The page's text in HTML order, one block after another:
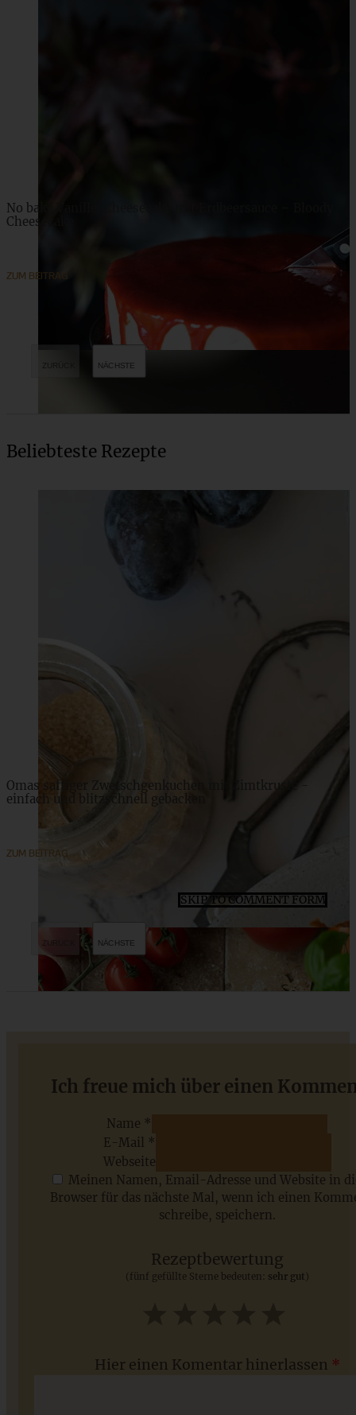
No bake Vanille-Cheesecake mit Erdbeersauce – Bloody
Cheesecake
ZUM BEITRAG
Classic New York Cheesecake mit Himbeer-Sauce
Cremiger Schokoladen-Cheesecake – Chocolate
Cheesecake
Beliebteste Rezepte
Omas saftiger Zwetschgenkuchen mit Zimtkruste -
einfach und blitzschnell gebacken
ZUM BEITRAG
Saisonale Rezepte im Juli - meine 7 sommerlichen
SKIP TO COMMENT FORM
Ich freue mich über einen
Name *
E-Mail *
Webseite
Meinen Namen, Email-Adresse und Website in
Browser für das nächste Mal, wenn ich einen
schreibe, speichern.
Rezeptbewertung
(fünf gefüllte Sterne bedeuten: sehr gut )
Hier einen Komentar hinerlassen *